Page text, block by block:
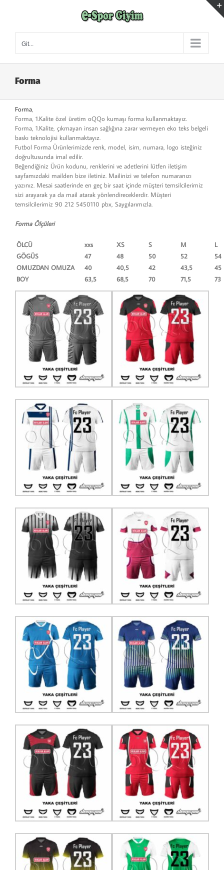
Git...
Forma
Forma
Forma, 1.Kalite özel üretim oQQo kumaşı forma kullanmaktayız.
Forma, 1.Kalite, çıkmayan insan sağlığına zarar vermeyen eko teks belgeli
baskı teknolojisi kullanmaktayız.
Futbol Forma Ürünlerimizde renk, model, isim, numara, logo isteğiniz
doğrultusunda imal edilir.
Beğendiğiniz Ürün kodunu, renklerini ve adetlerini lütfen iletişim
sayfamızdaki mailden bize iletiniz. Mailinizi ve telefon numaranızı
yazınız. Mesai saatlerinde en geç bir saat içinde müşteri temsilcilerimiz
sizi arayarak ya da mail atarak yönlendireceklerdir. Müşteri
temsilcilerimiz 90 212 5450110 pbx, Saygılarımızla.
Forma Ölçüleri
ÖLÇÜ xxs XS S M
L
GÖGÜS
47 48 50 52
54
OMUZDAN OMUZA
40 40,5 42 43,5
45
BOY
63,5 68,5 70 71,5 73